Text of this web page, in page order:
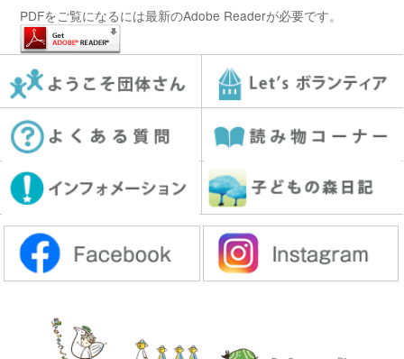
PDFをご覧になるには最新のAdobe Readerが必要です。